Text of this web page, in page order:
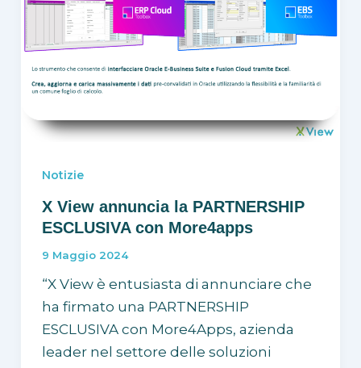
Notizie
X View annuncia la PARTNERSHIP
ESCLUSIVA con More4apps
9 Maggio 2024
“X View è entusiasta di annunciare che
ha firmato una PARTNERSHIP
ESCLUSIVA con More4Apps, azienda
leader nel settore delle soluzioni